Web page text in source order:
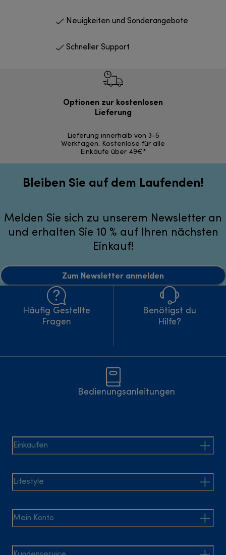
Neuigkeiten und Sonderangebote
Schneller Support
Optionen zur kostenlosen
Lieferung
Lieferung innerhalb von 3-5
Werktagen. Kostenlose für alle
Einkäufe über 49€*
Bleiben Sie auf dem Laufenden!
Melden Sie sich zu unserem Newsletter an
und erhalten Sie 10 % auf Ihren nächsten
Einkauf!
Zum Newsletter anmelden
Häufig Gestellte
Fragen
Benötigst du
Hilfe?
Bedienungsanleitungen
Einkaufen
Lifestyle
Mein Konto